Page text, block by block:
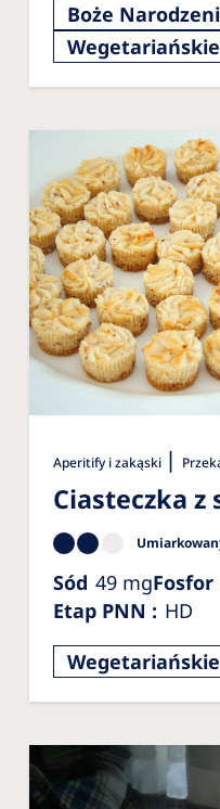
Boże
Wegetariańskie
Aperitify i zakąski |
Ciasteczka z
Sód 49 mgFosfor
Etap PNN : HD
Wegetariańskie